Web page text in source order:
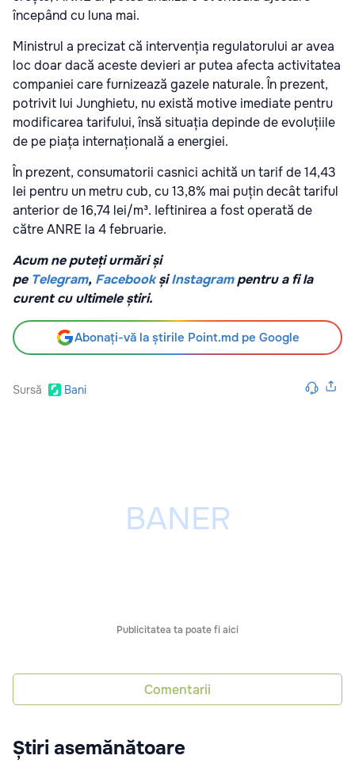
începând cu luna mai.
Ministrul a precizat că intervenția regulatorului ar avea
loc doar dacă aceste devieri ar putea afecta activitatea
companiei care furnizează gazele naturale. În prezent,
potrivit lui Junghietu, nu există motive imediate pentru
modificarea tarifului, însă situația depinde de evoluțiile
de pe piața internațională a energiei.
În prezent, consumatorii casnici achită un tarif de 14,43
lei pentru un metru cub, cu 13,8% mai puțin decât tariful
anterior de 16,74 lei/m³. Ieftinirea a fost operată de
către ANRE la 4 februarie.
Acum ne puteți urmări și
pe Telegram, Facebook șiInstagrampentru a fi la
curent cu ultimele știri.
Abonați-vă la știrile Point.md pe Google
Sursă Bani
Publicitatea ta poate fi aici
Comentarii
Știri asemănătoare